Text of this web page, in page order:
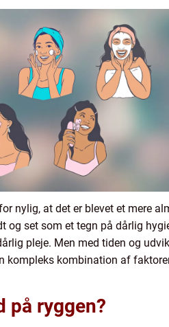
nylig, at det er blevet et mere
set som et tegn på dårlig
pleje. Men med tiden og
kompleks kombination af
på ryggen?